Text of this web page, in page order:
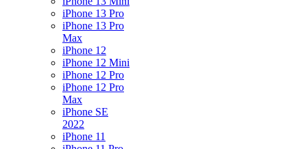
iPhone 13 Pro
iPhone 13 Pro
Max
iPhone 12
iPhone 12 Mini
iPhone 12 Pro
iPhone 12 Pro
Max
iPhone SE
2022
iPhone 11